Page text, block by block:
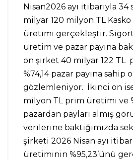
Nisan2026 ayı itibarıyla
milyar 120 milyon TL
üretimi gerçekleştir.
üretim ve pazar payına
on şirket 40 milyar 122
%74,14 pazar payına sahip
gözlemleniyor. İkinci on ise
milyon TL prim üretimi ve
pazardan payları almış
verilerine baktığımızda
şirketi 2026 Nisan ayı
üretiminin %95,23’ünü